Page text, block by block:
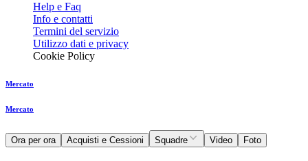
Help e Faq
Info e contatti
Termini del servizio
Utilizzo dati e privacy
Cookie Policy
Mercato
Mercato
Ora per ora Acquisti e Cessioni Squadre Video Foto